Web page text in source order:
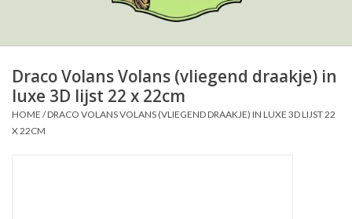
Nieuw
Sieraden
Draco Volans Volans (vliegend draakje) in
luxe 3D lijst 22 x 22cm
HOME /DRACO VOLANS VOLANS (VLIEGEND DRAAKJE) IN LUXE 3D LIJST 22
X 22CM